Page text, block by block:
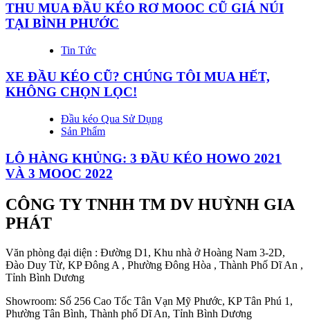
THU MUA ĐẦU KÉO RƠ MOOC CŨ GIÁ NÚI
TẠI BÌNH PHƯỚC
Tin Tức
XE ĐẦU KÉO CŨ? CHÚNG TÔI MUA HẾT,
KHÔNG CHỌN LỌC!
Đầu kéo Qua Sử Dụng
Sản Phẩm
LÔ HÀNG KHỦNG: 3 ĐẦU KÉO HOWO 2021
VÀ 3 MOOC 2022
CÔNG TY TNHH TM DV HUỲNH GIA
PHÁT
Văn phòng đại diện : Đường D1, Khu nhà ở Hoàng Nam 3-2D,
Đào Duy Từ, KP Đông A , Phường Đông Hòa , Thành Phố Dĩ An ,
Tỉnh Bình Dương
Showroom: Số 256 Cao Tốc Tân Vạn Mỹ Phước, KP Tân Phú 1,
Phường Tân Bình, Thành phố Dĩ An, Tỉnh Bình Dương